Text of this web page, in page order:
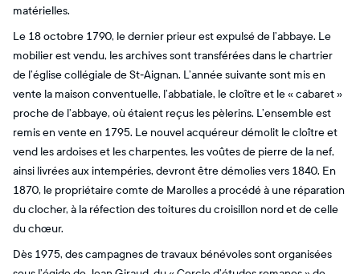
matérielles.
Le 18 octobre 1790, le dernier prieur est expulsé de l’abbaye. Le
mobilier est vendu, les archives sont transférées dans le chartrier
de l’église collégiale de St‐Aignan. L’année suivante sont mis en
vente la maison conventuelle, l’abbatiale, le cloître et le « cabaret »
proche de l’abbaye, où étaient reçus les pèlerins. L’ensemble est
remis en vente en 1795. Le nouvel acquéreur démolit le cloître et
vend les ardoises et les charpentes, les voûtes de pierre de la nef,
ainsi livrées aux intempéries, devront être démolies vers 1840. En
1870, le propriétaire comte de Marolles a procédé à une réparation
du clocher, à la réfection des toitures du croisillon nord et de celle
du chœur.
Dès 1975, des campagnes de travaux bénévoles sont organisées